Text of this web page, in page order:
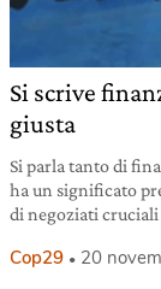
Si scrive
giusta
Si parla tanto di
ha un significato
di negoziati cruciali
Cop29 20